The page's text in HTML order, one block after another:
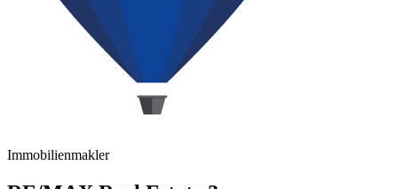
Immobilienmakler